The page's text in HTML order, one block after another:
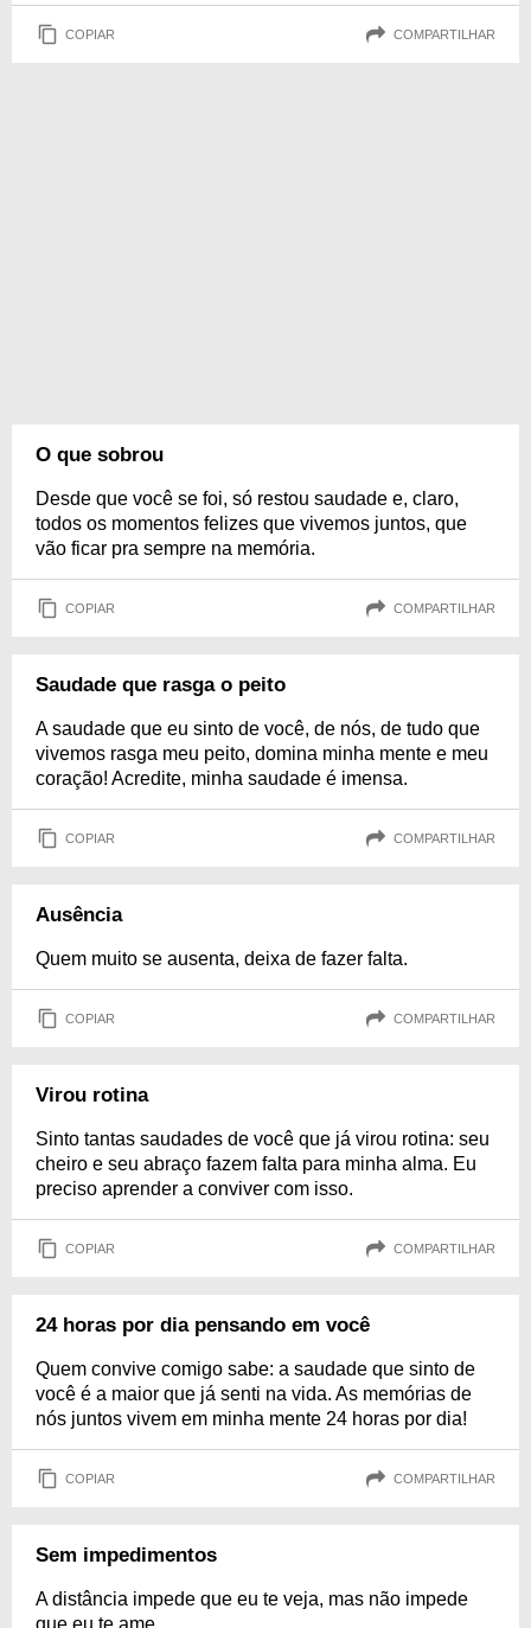
COPIAR COMPARTILHAR
O que sobrou
Desde que você se foi, só restou saudade e, claro,
todos os momentos felizes que vivemos juntos, que
vão ficar pra sempre na memória.
COPIAR COMPARTILHAR
Saudade que rasga o peito
A saudade que eu sinto de você, de nós, de tudo que
vivemos rasga meu peito, domina minha mente e meu
coração! Acredite, minha saudade é imensa.
COPIAR COMPARTILHAR
Ausência
Quem muito se ausenta, deixa de fazer falta.
COPIAR COMPARTILHAR
Virou rotina
Sinto tantas saudades de você que já virou rotina: seu
cheiro e seu abraço fazem falta para minha alma. Eu
preciso aprender a conviver com isso.
COPIAR COMPARTILHAR
24 horas por dia pensando em você
Quem convive comigo sabe: a saudade que sinto de
você é a maior que já senti na vida. As memórias de
nós juntos vivem em minha mente 24 horas por dia!
COPIAR COMPARTILHAR
Sem impedimentos
A distância impede que eu te veja, mas não impede
que eu te ame.